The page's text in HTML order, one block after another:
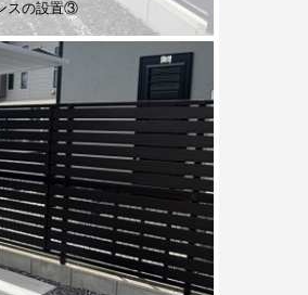
スの設置③